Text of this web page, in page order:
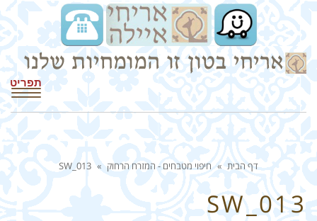
תפריט
דף הבית » חיפוי מטבחים - המזרח הרחוק »
SW_013
SW_013